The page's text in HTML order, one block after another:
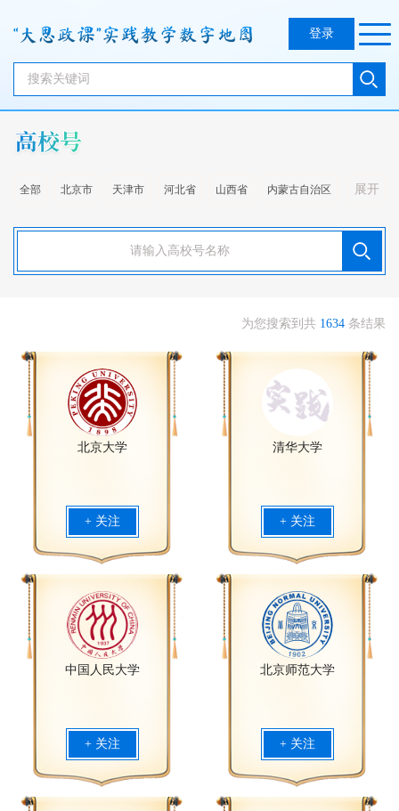
登录
全部 北京市 天津市 河北省 山西省 内蒙古自治区
辽宁省 吉林省 黑龙江省 上海市 江苏省 浙江省
青海省 宁夏回族自治区 新疆维吾尔自治区
香港特别行政区 澳门特别行政区
展开
为您搜索到共 1634 条结果
北京大学
+ 关注
清华大学
+ 关注
中国人民大学
+ 关注
北京师范大学
+ 关注